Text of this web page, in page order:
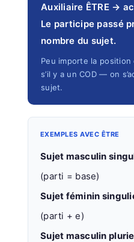
Auxiliaire ÊTRE →
Le participe passé
nombre du sujet.
Peu importe la
s’il y a un COD — on
sujet.
EXEMPLES AVEC ÊTRE
Sujet masculin
(parti = base)
Sujet féminin
(parti + e)
Sujet masculin